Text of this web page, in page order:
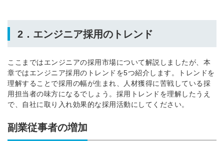
2．エンジニア採用のトレンド
ここまではエンジニアの採用市場について解説しましたが、本
章ではエンジニア採用のトレンドを5つ紹介します。トレンドを
理解することで採用の幅が生まれ、人材獲得に苦戦している採
用担当者の味方になるでしょう。採用トレンドを理解したうえ
で、自社に取り入れ効果的な採用活動にしてください。
副業従事者の増加